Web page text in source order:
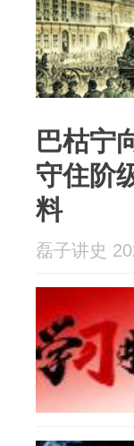
巴枯宁
守住阶
料
磊子讲史